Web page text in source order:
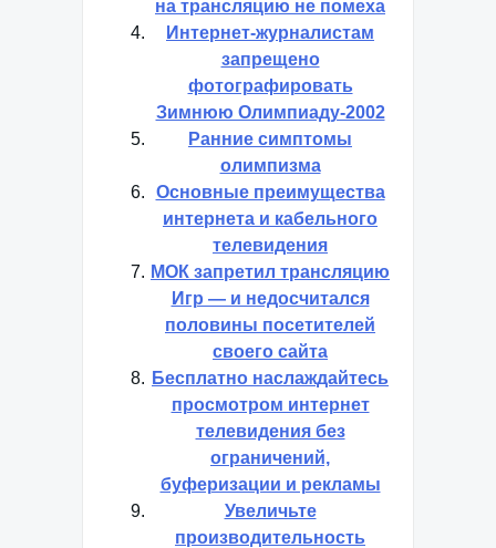
на трансляцию не помеха
Интернет-журналистам
запрещено
фотографировать
Зимнюю Олимпиаду-2002
Ранние симптомы
олимпизма
Основные преимущества
интернета и кабельного
телевидения
МОК запретил трансляцию
Игр — и недосчитался
половины посетителей
своего сайта
Бесплатно наслаждайтесь
просмотром интернет
телевидения без
ограничений,
буферизации и рекламы
Увеличьте
производительность